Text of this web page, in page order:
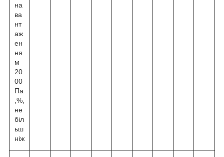
на
ва
нт
аж
ен
ня
м
20
00
Па
,%,
не
біл
ьш
ніж